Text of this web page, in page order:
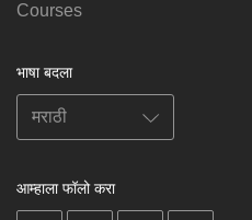
Courses
भाषा बदला
आम्हाला फॉलो करा